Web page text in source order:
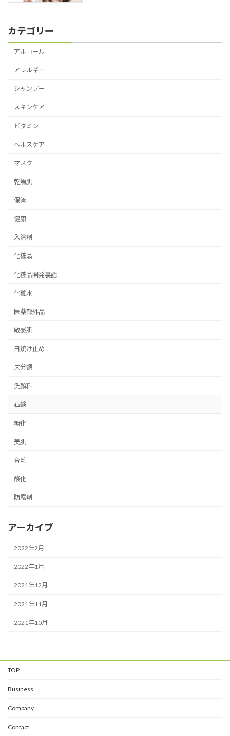
カテゴリー
アルコール
アレルギー
シャンプー
スキンケア
ビタミン
ヘルスケア
マスク
乾燥肌
保管
健康
入浴剤
化粧品
化粧品開発裏話
化粧水
医薬部外品
敏感肌
日焼け止め
未分類
洗顔料
石鹸
糖化
美肌
育毛
酸化
防腐剤
アーカイブ
2022年2月
2022年1月
2021年12月
2021年11月
2021年10月
TOP
Business
Company
Contact